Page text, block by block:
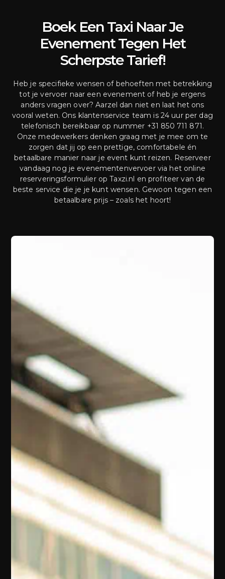
Boek Een Taxi Naar Je
Evenement Tegen Het
Scherpste Tarief!
Heb je specifieke wensen of behoeften met betrekking
tot je vervoer naar een evenement of heb je ergens
anders vragen over? Aarzel dan niet en laat het ons
vooral weten. Ons klantenservice team is 24 uur per dag
telefonisch bereikbaar op nummer +31 850 711 871.
Onze medewerkers denken graag met je mee om te
zorgen dat jij op een prettige, comfortabele én
betaalbare manier naar je event kunt reizen. Reserveer
vandaag nog je evenementenvervoer via het online
reserveringsformulier op Taxzi.nl en profiteer van de
beste service die je je kunt wensen. Gewoon tegen een
betaalbare prijs – zoals het hoort!